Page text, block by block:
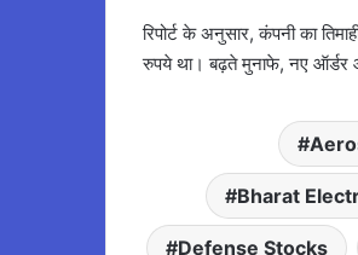
रिपोर्ट के अनुसार, कंपनी का
रुपये था। बढ़ते मुनाफे, नए ऑर्डर
Bharat
Defense Stocks